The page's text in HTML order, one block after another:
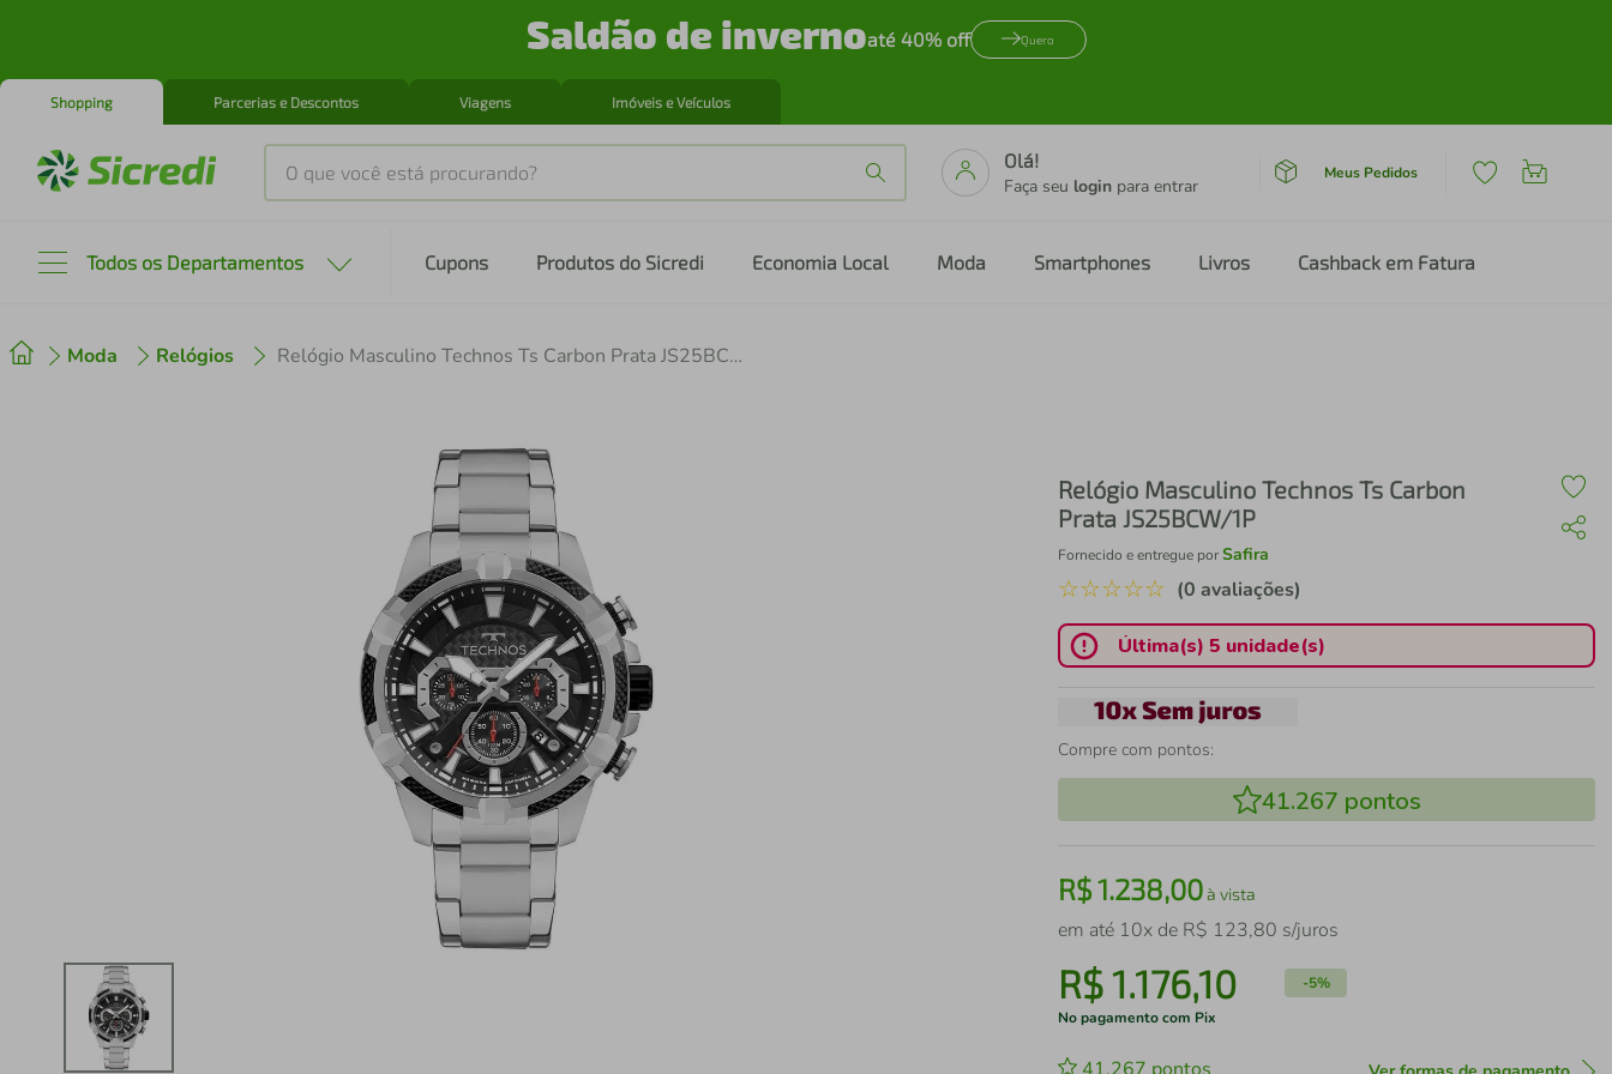
Saldão de invernoaté 40% off Quero
Shopping Parcerias e Descontos Viagens Imóveis e Veículos
O que você está procurando?
Olá!
Faça seu login para entrar
Meus Pedidos
Todos os Departamentos Cupons Produtos do Sicredi Economia Local Moda Smartphones Livros Cashback em Fatura
Moda Relógios Relógio Masculino Technos Ts Carbon Prata JS25BCW/1P
Relógio Masculino Technos Ts Carbon
Prata JS25BCW/1P
Fornecido e entregue porSafira
☆☆☆☆☆ (0 avaliações)
Última(s) 5 unidade(s)
Compre com pontos:
41.267 pontos
R$1.238,00à vista
em até 10x de R$ 123,80 s/juros
R$1.176,10 -5%
No pagamento com Pix
cafeteira